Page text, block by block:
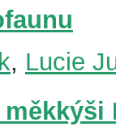
, Lucie